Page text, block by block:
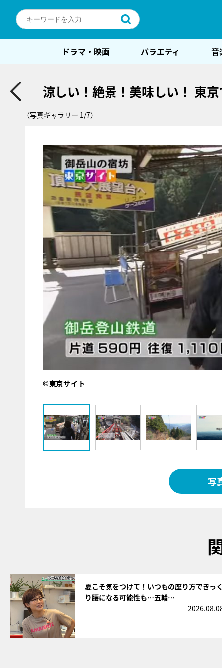
ドラマ・映画 バラエティ 音
涼しい！絶景！美味しい！ 東
（写真ギャラリー 1/7）
©東京サイト
写
夏こそ気をつけて！いつもの座り方でぎっ
り腰になる可能性も…五輪…